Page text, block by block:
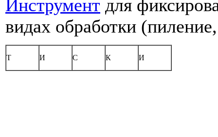
Инструмент для
видах обработки
Т И С К И